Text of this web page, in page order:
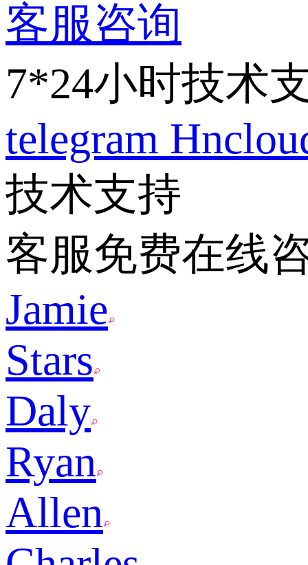
客服咨询
7*24小时技术
telegram
技术支持
客服免费在线
Jamie
Stars
Daly
Ryan
Allen